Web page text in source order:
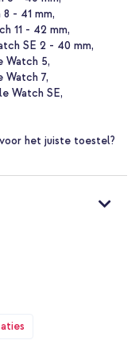
- 41 mm
11 - 42 mm
SE 2 - 40 mm
Watch 5
Watch 7
Watch SE
het juiste toestel?